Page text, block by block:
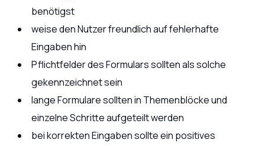
benötigst
weise den Nutzer freundlich auf fehlerhafte
Eingaben hin
Pflichtfelder des Formulars sollten als solche
gekennzeichnet sein
lange Formulare sollten in Themenblöcke und
einzelne Schritte aufgeteilt werden
bei korrekten Eingaben sollte ein positives